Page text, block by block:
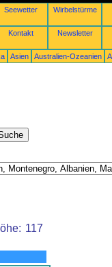
Seewetter Wirbelstürme
Kontakt Newsletter
Asien Australien-Ozeanien
117